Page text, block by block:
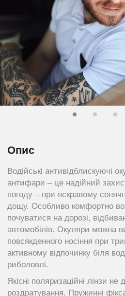
Опис
Водійські антивідблискуючі
антифари – це надійний
погоду – при яскравому
дощу. Особливо комфортно
почуватися на дорозі,
автомобілів. Окуляри можна
повсякденного носіння при
активному відпочинку біля
риболовлі.
Якісні поляризаційні лінзи не
роздратування. Пружинні